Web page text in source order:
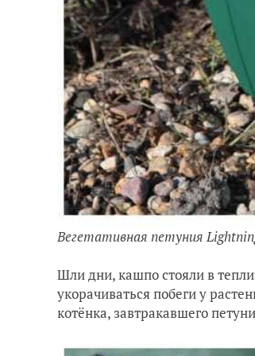
Вегетативная петуния
Шли дни, кашпо стояли в
укорачиваться побеги у
котёнка, завтракавшего